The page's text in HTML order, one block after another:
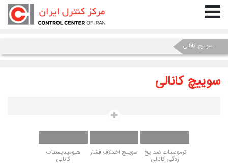
سوییچ کانالی
سوییچ کانالی
ترموستات ضد یخ
زدگی کانالی
سوییچ اختلاف فشار هیومیدیستات
کانالی